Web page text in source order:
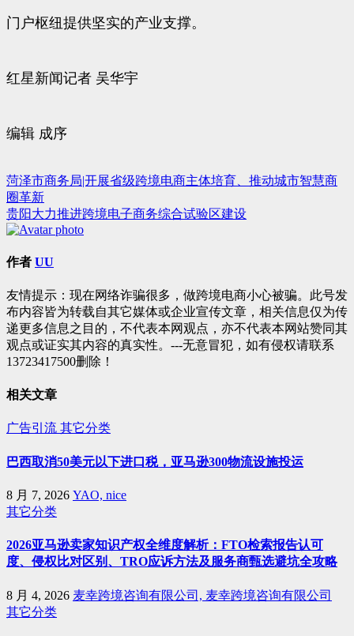
门户枢纽提供坚实的产业支撑。
红星新闻记者 吴华宇
编辑 成序
文
章
导
航
菏泽市商务局|开展省级跨境电商主体培育、推动城市智慧商
圈革新
贵阳大力推进跨境电子商务综合试验区建设
作者 UU
友情提示：现在网络诈骗很多，做跨境电商小心被骗。此号发
布内容皆为转载自其它媒体或企业宣传文章，相关信息仅为传
递更多信息之目的，不代表本网观点，亦不代表本网站赞同其
观点或证实其内容的真实性。---无意冒犯，如有侵权请联系
13723417500删除！
相关文章
广告引流 其它分类
巴西取消50美元以下进口税，亚马逊300物流设施投运
8 月 7, 2026 YAO, nice
其它分类
2026亚马逊卖家知识产权全维度解析：FTO检索报告认可
度、侵权比对区别、TRO应诉方法及服务商甄选避坑全攻略
8 月 4, 2026 麦幸跨境咨询有限公司, 麦幸跨境咨询有限公司
其它分类